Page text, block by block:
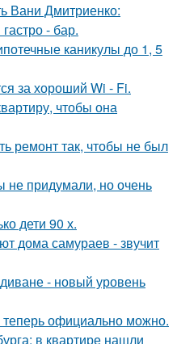
Вани Дмитриенко:
- бар.
каникулы до 1, 5
за хороший Wi - Fi.
чтобы она
ремонт так, чтобы не был
не придумали, но очень
дети 90 х.
дома самураев - звучит
- новый уровень
официально можно.
в квартире нашли